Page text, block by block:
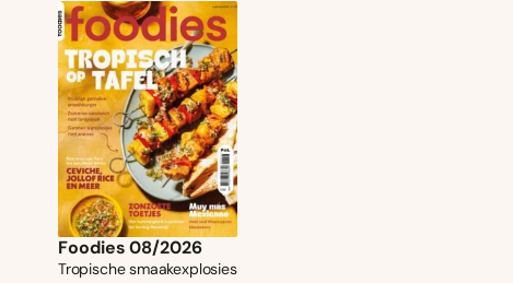
Foodies 08/2026
Tropische smaakexplosies